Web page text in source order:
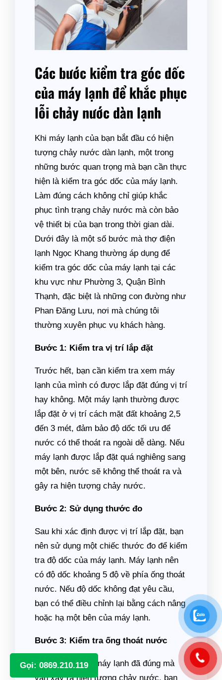
Gọi: 0869.210.119
Các bước kiểm tra góc dốc
của máy lạnh để khắc phục
lỗi chảy nước dàn lạnh
Khi máy lạnh của bạn bắt đầu có hiện
tượng chảy nước dàn lạnh, một trong
những bước quan trọng mà bạn cần thực
hiện là kiểm tra góc dốc của máy lạnh.
Làm đúng cách không chỉ giúp khắc
phục tình trạng chảy nước mà còn bảo
vệ thiết bị của bạn trong thời gian dài.
Dưới đây là một số bước mà thợ điện
lạnh Ngọc Khang thường áp dụng để
kiểm tra góc dốc của máy lạnh tại các
khu vực như Phường 3, Quận Bình
Thạnh, đặc biệt là những con đường như
Phan Đăng Lưu, nơi mà chúng tôi
thường xuyên phục vụ khách hàng.
Bước 1: Kiểm tra vị trí lắp đặt
Trước hết, bạn cần kiểm tra xem máy
lạnh của mình có được lắp đặt đúng vị trí
hay không. Một máy lạnh thường được
lắp đặt ở vị trí cách mặt đất khoảng 2,5
đến 3 mét, đảm bảo độ dốc tối ưu để
nước có thể thoát ra ngoài dễ dàng. Nếu
máy lạnh được lắp đặt quá nghiêng sang
một bên, nước sẽ không thể thoát ra và
gây ra hiện tượng chảy nước.
Bước 2: Sử dụng thước đo
Sau khi xác định được vị trí lắp đặt, bạn
nên sử dụng một chiếc thước đo để kiểm
tra độ dốc của máy lạnh. Máy lạnh nên
có độ dốc khoảng 5 độ về phía ống thoát
nước. Nếu độ dốc không đạt yêu cầu,
bạn có thể điều chỉnh lại bằng cách nâng
hoặc hạ một bên của máy lạnh.
Bước 3: Kiểm tra ống thoát nước
Nếu độ dốc của máy lạnh đã đúng mà
vẫn xảy ra hiện tượng chảy nước, bạn